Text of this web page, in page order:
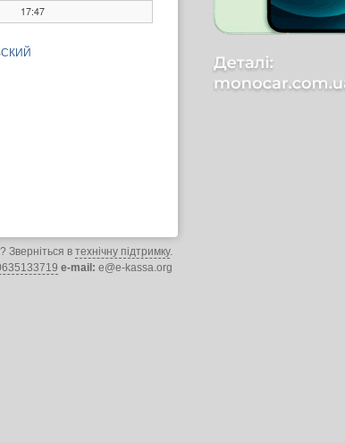
17:47
Зверніться в технічну підтримку.
e-mail: e@e-kassa.org